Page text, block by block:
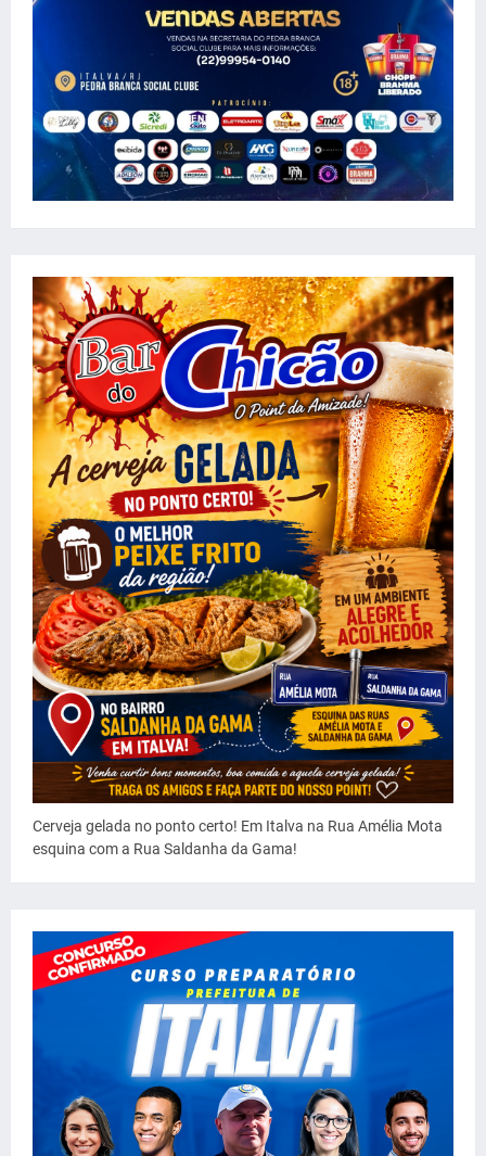
Cerveja gelada no ponto certo! Em Italva na Rua Amélia Mota
esquina com a Rua Saldanha da Gama!